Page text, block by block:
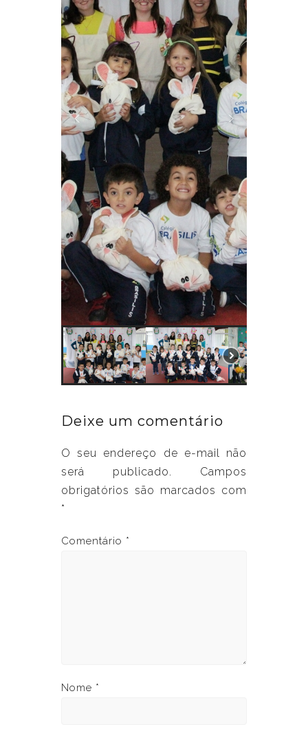
Deixe um comentário
O seu endereço de e-mail não
será publicado.
Campos
obrigatórios são marcados com
*
Comentário *
Nome *